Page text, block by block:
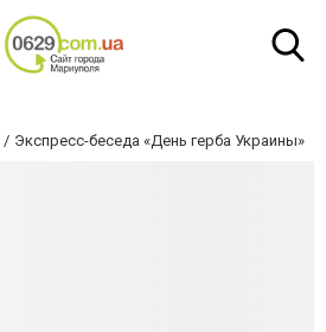
Экспресс-беседа «День герба Украины»